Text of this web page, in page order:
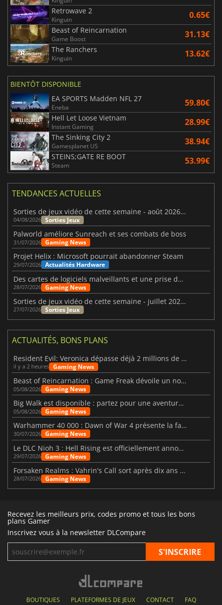
Retrowave 2
Kinguin 0.65€
Beast of Reincarnation
Game Boost 31.13€
The Ranchers
Kinguin 13.62€
BIENTÔT DISPONIBLE
EA SPORTS Madden NFL 27
Eneba 59.80€
Hell Let Loose Vietnam
Instant Gaming 28.99€
The Sinking City 2
Gamesplanet US 38.94€
STEINS;GATE RE BOOT
Steam 53.99€
TENDANCES ACTUELLES
Sorties de jeux vidéo de cette semaine - août 2026 (semaine 32)
04/08/2026 Sorties Jeux
Palworld améliore Sunreach et ses combats de boss
31/07/2026 Gaming News
Projet Helix : Microsoft pourrait abandonner Steam
29/07/2026 Actualités Hardware
Des cartes de logiciels malveillants et une prise de contrôle de Discord ont touché Meccha Chameleon
28/07/2026 Gaming News
Sorties de jeux vidéo de cette semaine - juillet 2026 (semaine 31)
27/07/2026 Sorties Jeux
ACTUALITÉS, BONS PLANS
Resident Evil: Veronica dépasse déjà 2 millions de wishlists
il y a 2 heures Gaming News
Beast of Reincarnation : Game Freak dévoile un nouveau pari
05/08/2026 Gaming News
Big Walk est disponible : partez pour une aventure entre amis
05/08/2026 Gaming News
Warhammer 40 000 : Dawn of War 4 présente la faction des Nécrons
30/07/2026 Gaming News
Le DLC Nioh 3 : Hell Rising est officiellement annoncé
29/07/2026 Gaming News
Forsaken Realms : Vahrin's Call sort après dix ans de développement
28/07/2026 Gaming News
Recevez les meilleurs prix, codes promo et tous les bons
plans Gamer
Inscrivez vous à la newsletter DLCompare
BOUTIQUES PLATEFORMES DE JEUX CONTACT FAQ